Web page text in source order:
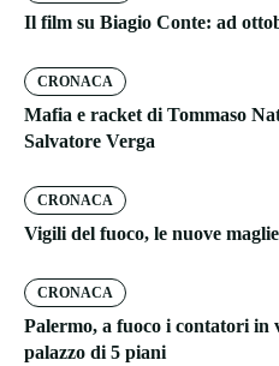
Il film su Biagio Conte: ad
CRONACA
Mafia e racket di Tommaso
Salvatore Verga
CRONACA
Vigili del fuoco, le nuove
CRONACA
Palermo, a fuoco i contatori in
palazzo di 5 piani